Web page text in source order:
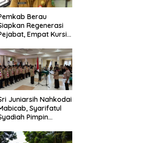
Berau
Regenerasi
Empat Kursi
Juniarsih Nahkodai
Syarifatul
Pimpin
2026–2031